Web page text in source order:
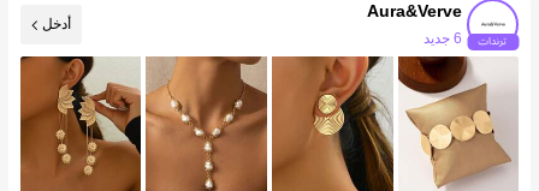
Aura&Verve
زيادة المتابعين 215%
أدخل